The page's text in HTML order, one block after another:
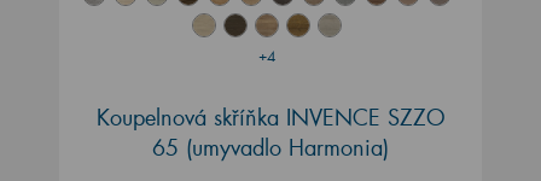
+4
Koupelnová skříňka INVENCE SZZO
65 (umyvadlo Harmonia)